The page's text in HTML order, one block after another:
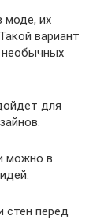
моде, их
вариант
необычных
для
можно в
стен перед